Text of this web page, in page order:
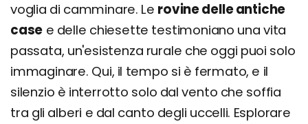
voglia di camminare. Le rovine delle antiche
case e delle chiesette testimoniano una vita
passata, un'esistenza rurale che oggi puoi solo
immaginare. Qui, il tempo si è fermato, e il
silenzio è interrotto solo dal vento che soffia
tra gli alberi e dal canto degli uccelli. Esplorare